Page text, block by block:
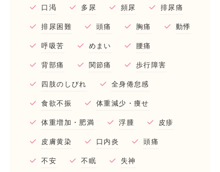
口渇 多尿 頻尿 排尿痛
排尿困難 頭痛 胸痛 動悸
呼吸苦 めまい 腰痛
背部痛 関節痛 歩行障害
四肢のしびれ 全身倦怠感
食欲不振 体重減少・痩せ
体重増加・肥満 浮腫 皮疹
皮膚黄染 口内炎 頭痛
不安 不眠 失神